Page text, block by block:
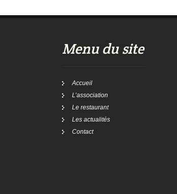
Menu du site
Accueil
L’association
Le restaurant
Les actualités
Contact